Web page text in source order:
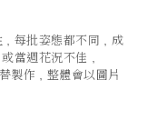
每批姿態都不同，成
當週花況不佳，
製作，整體會以圖片